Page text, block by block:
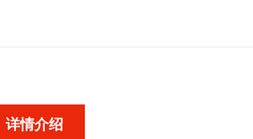
详情介绍